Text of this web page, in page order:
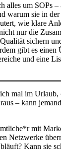
alles um SOPs –
warum sie in
wie klare
nur die
sichern
gibt es
und eine
mal im Urlaub,
– kann
mit
Netzwerke
Kann sie